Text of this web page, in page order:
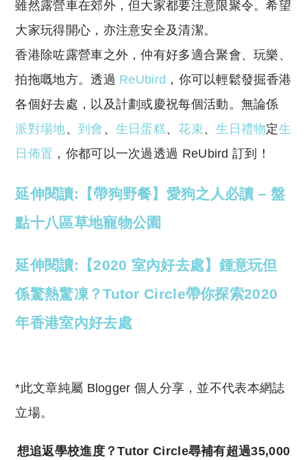
雖然露營車在郊外，但大家都要注意限聚令。希望
大家玩得開心，亦注意安全及清潔。
香港除咗露營車之外，仲有好多適合聚會、玩樂、
拍拖嘅地方。透過 ReUbird ，你可以輕鬆發掘香港
各個好去處，以及計劃或慶祝每個活動。無論係
派對場地、 到會 、 生日蛋糕、花束、生日禮物定生
日佈置 ，你都可以一次過透過 ReUbird 訂到！
延伸閱讀:【帶狗野餐】愛狗之人必讀 – 盤
點十八區草地寵物公園
延伸閱讀:【2020 室內好去處】鍾意玩但
係驚熱驚凍？Tutor Circle帶你探索2020
年香港室內好去處
*此文章純屬 Blogger 個人分享，並不代表本網誌
立場。
想追返學校進度？Tutor Circle尋補有超過35,000